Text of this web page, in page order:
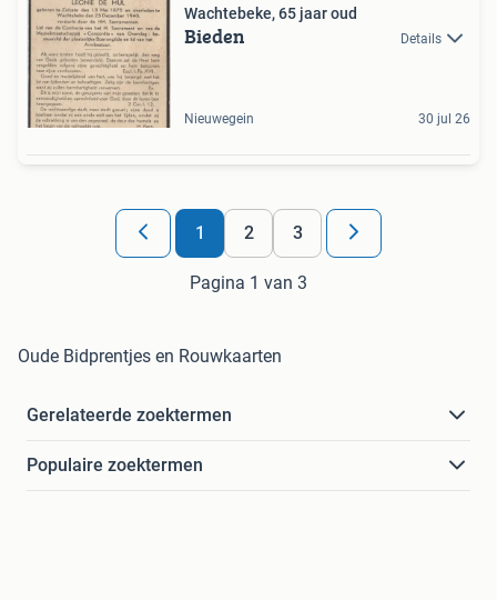
Wachtebeke, 65 jaar oud
Bieden Details
Nieuwegein 30 jul 26
1 2 3
Pagina 1 van 3
Oude Bidprentjes en Rouwkaarten
Gerelateerde zoektermen
Populaire zoektermen